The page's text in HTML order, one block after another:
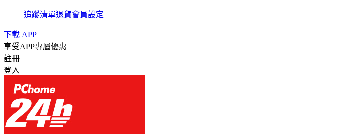
追蹤清單退貨會員設定
下載 APP
享受APP專屬優惠
註冊
登入